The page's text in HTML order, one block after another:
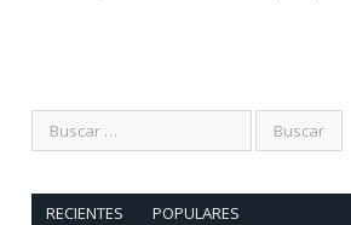
RECIENTES POPULARES